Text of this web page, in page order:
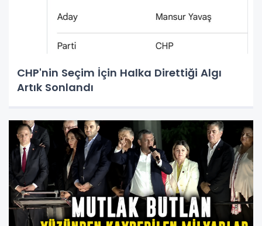
CHP'nin Seçim İçin Halka Direttiği Algı
Artık Sonlandı